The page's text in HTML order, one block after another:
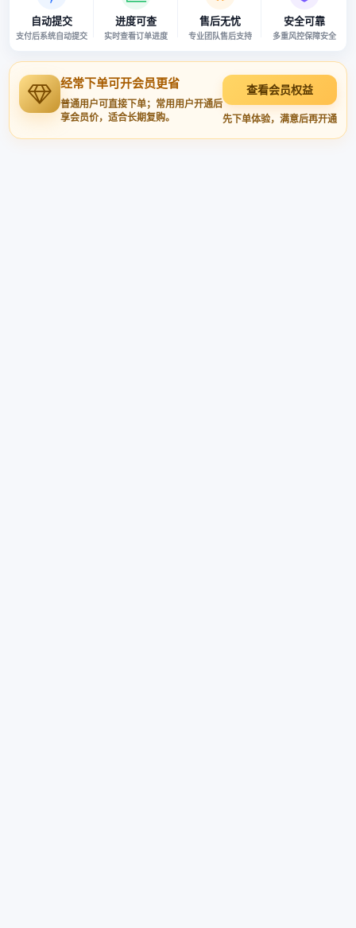
自动提交
支付后系统自动提交
进度可查
实时查看订单进度
售后无忧
专业团队售后支持
安全可靠
多重风控保障安全
经常下单可开会员更省
普通用户可直接下单；常用用户开通后
享会员价，适合长期复购。
查看会员权益
先下单体验，满意后再开通